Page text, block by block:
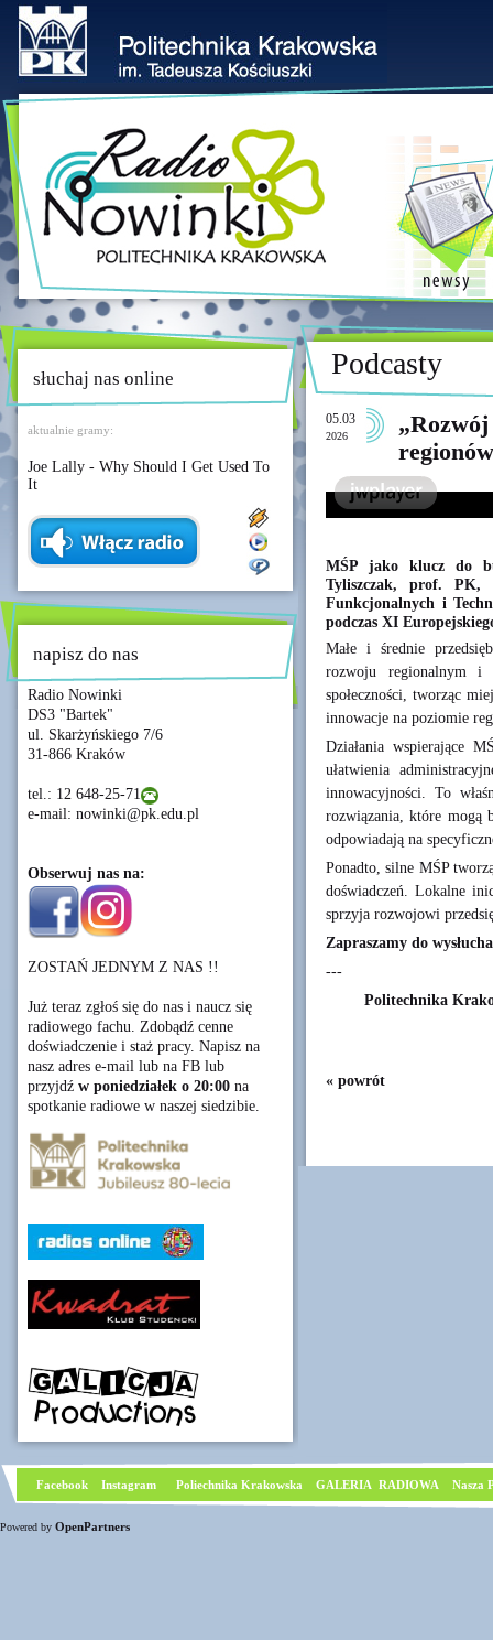
słuchaj nas online
aktualnie gramy:
Joe Lally - Why Should I Get Used To
It
napisz do nas
Radio Nowinki
DS3 "Bartek"
ul. Skarżyńskiego 7/6
31-866 Kraków
tel.: 12 648-25-71
e-mail: nowinki@pk.edu.pl
Obserwuj nas na:
ZOSTAŃ JEDNYM Z NAS !!
Już teraz zgłoś się do nas i naucz się
radiowego fachu. Zdobądź cenne
doświadczenie i staż pracy. Napisz na
nasz adres e-mail lub na FB lub
przyjdź w poniedziałek o 20:00 na
spotkanie radiowe w naszej siedzibie.
Podcasty
05.03
2026
MŚP jako klucz do
Tyliszczak, prof. PK,
Funkcjonalnych i
podczas XI
Małe i średnie
rozwoju regionalnym i
społeczności, tworząc
innowacje na poziomie
Działania wspierające
ułatwienia
innowacyjności. To
rozwiązania, które mogą
odpowiadają na
Ponadto, silne MŚP
doświadczeń. Lokalne
sprzyja rozwojowi
Zapraszamy do
---
Politechnika
« powrót
Facebook Instagram Poliechnika Krakowska GALERIA RADIOWA Nasza
Powered by OpenPartners